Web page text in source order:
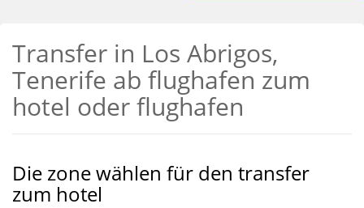
Transfer in Los Abrigos,
Tenerife ab flughafen zum
hotel oder flughafen
Die zone wählen für den transfer
zum hotel